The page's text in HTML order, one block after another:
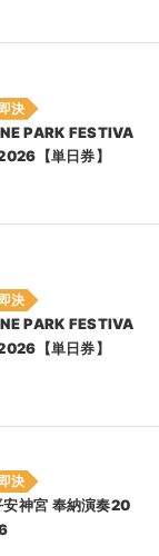
決
PARK FESTIVA
【単日券】
決
PARK FESTIVA
【単日券】
決
安神宮 奉納演奏20